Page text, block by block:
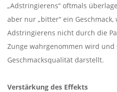
„Adstringierens“ oftmals
aber nur „bitter“ ein
Adstringierens nicht durch die
Zunge wahrgenommen wird und
Geschmacksqualität darstellt.
Verstärkung des Effekts